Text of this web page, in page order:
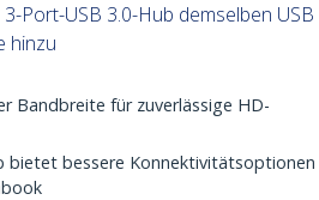
Port-USB 3.0-Hub demselben USB
hinzu
Bandbreite für zuverlässige HD-
bietet bessere